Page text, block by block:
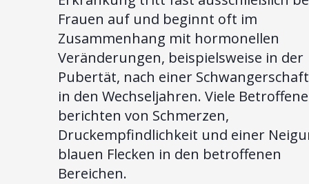
Frauen auf und beginnt oft im
Zusammenhang mit hormonellen
Veränderungen, beispielsweise in der
Pubertät, nach einer
in den Wechseljahren. Viele Betroffene
berichten von Schmerzen,
Druckempfindlichkeit und einer
blauen Flecken in den betroffenen
Bereichen.